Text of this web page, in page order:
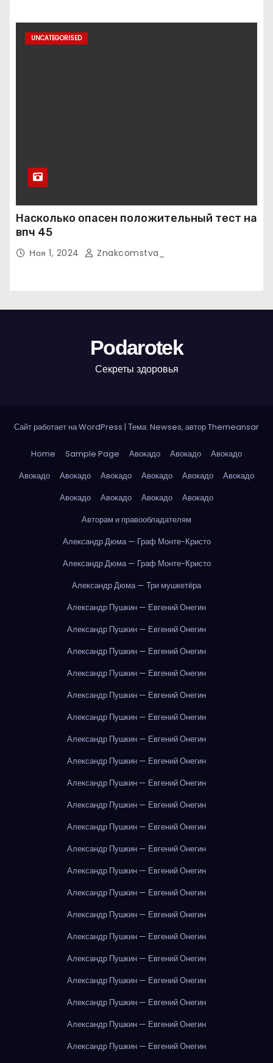
UNCATEGORISED
Насколько опасен положительный тест на
впч 45
Ноя 1, 2024 Znakcomstva_
Podarotek
Секреты здоровья
Сайт работает на WordPress | Тема: Newses, авторThemeansar
Home Sample Page Авокадо Авокадо
Авокадо
Авокадо
Авокадо Авокадо Авокадо Авокадо
Авокадо
Авокадо
Авокадо Авокадо
Авокадо
Авторам и правообладателям
Александр Дюма — Граф Монте-Кристо
Александр Дюма — Граф Монте-Кристо
Александр Дюма — Три мушкетёра
Александр Пушкин — Евгений Онегин
Александр Пушкин — Евгений Онегин
Александр Пушкин — Евгений Онегин
Александр Пушкин — Евгений Онегин
Александр Пушкин — Евгений Онегин
Александр Пушкин — Евгений Онегин
Александр Пушкин — Евгений Онегин
Александр Пушкин — Евгений Онегин
Александр Пушкин — Евгений Онегин
Александр Пушкин — Евгений Онегин
Александр Пушкин — Евгений Онегин
Александр Пушкин — Евгений Онегин
Александр Пушкин — Евгений Онегин
Александр Пушкин — Евгений Онегин
Александр Пушкин — Евгений Онегин
Александр Пушкин — Евгений Онегин
Александр Пушкин — Евгений Онегин
Александр Пушкин — Евгений Онегин
Александр Пушкин — Евгений Онегин
Александр Пушкин — Евгений Онегин
Александр Пушкин — Евгений Онегин